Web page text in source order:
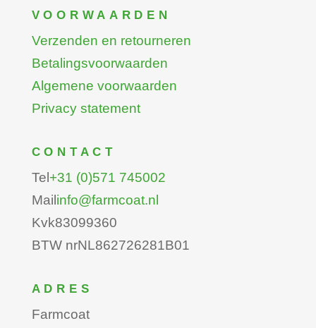
VOORWAARDEN
Verzenden en retourneren
Betalingsvoorwaarden
Algemene voorwaarden
Privacy statement
CONTACT
Tel+31 (0)571 745002
Mailinfo@farmcoat.nl
Kvk83099360
BTW nrNL862726281B01
ADRES
Farmcoat